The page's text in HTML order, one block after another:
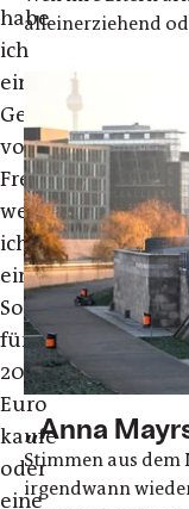
habe
ich
ein
Gefühl
von
Fremdheit,
wenn
ich
ein
Sofa
für
2000
Euro
kaufe
oder
eine
alleinerziehend
„Anna
Stimmen aus dem
irgendwann